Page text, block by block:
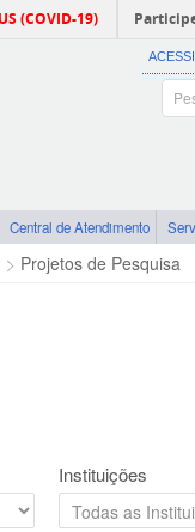
(COVID-19)
Central de Atendimento
Projetos de Pesquisa
Instituições